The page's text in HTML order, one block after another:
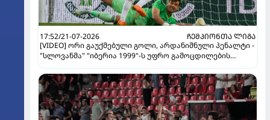
17:52/21-07-2026
ᲩᲔᲛᲞᲘᲝᲜᲗᲐ ᲚᲘᲒᲐ
[VIDEO] ორი გაუქმებული გოლი, არდანიშნული პენალტი -
"სლოვანმა" "იბერია 1999"-ს უფრო გამოცდილების